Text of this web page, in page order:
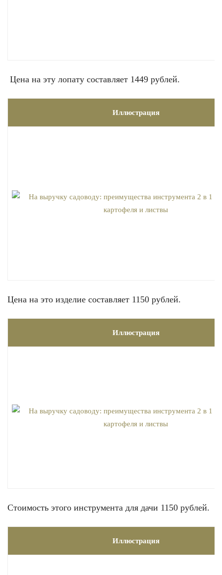
Цена на эту лопату составляет 1449 рублей.
Иллюстрация
Цена на это изделие составляет 1150 рублей.
Иллюстрация
Стоимость этого инструмента для дачи 1150 рублей.
Иллюстрация